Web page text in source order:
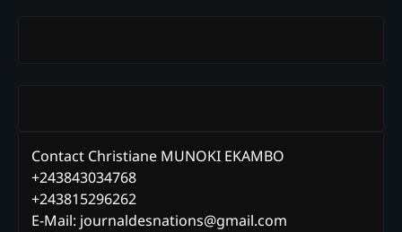
Contact Christiane MUNOKI EKAMBO
+243843034768
+243815296262
E-Mail: journaldesnations@gmail.com